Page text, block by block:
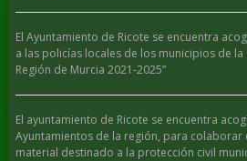
El Ayuntamiento de Ricote se encuentra
a las policías locales de los municipios de
Región de Murcia 2021-2025”
El ayuntamiento de Ricote se encuentra
Ayuntamientos de la región, para colaborar
material destinado a la protección civil